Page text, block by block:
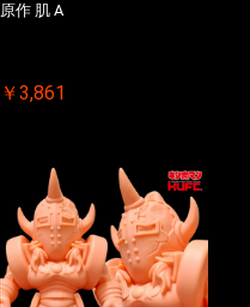
原作 肌 A
￥3,861